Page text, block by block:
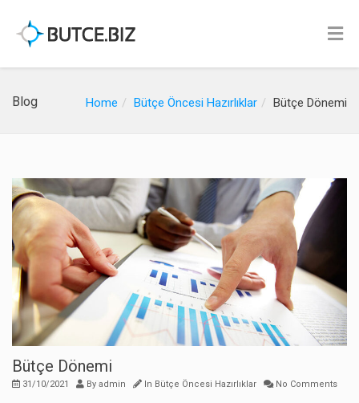
Blog Home Bütçe Öncesi Hazırlıklar Bütçe Dönemi
Bütçe Dönemi
31/10/2021 By admin In Bütçe Öncesi Hazırlıklar No Comments